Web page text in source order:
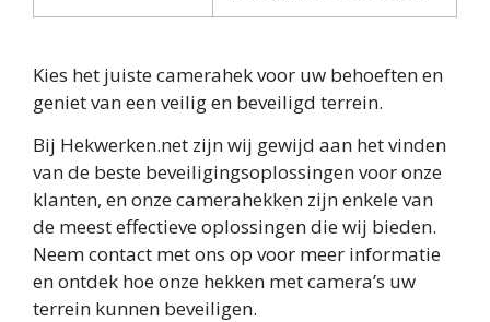
Kies het juiste camerahek voor uw behoeften en
geniet van een veilig en beveiligd terrein.
Bij Hekwerken.net zijn wij gewijd aan het vinden
van de beste beveiligingsoplossingen voor onze
klanten, en onze camerahekken zijn enkele van
de meest effectieve oplossingen die wij bieden.
Neem contact met ons op voor meer informatie
en ontdek hoe onze hekken met camera’s uw
terrein kunnen beveiligen.